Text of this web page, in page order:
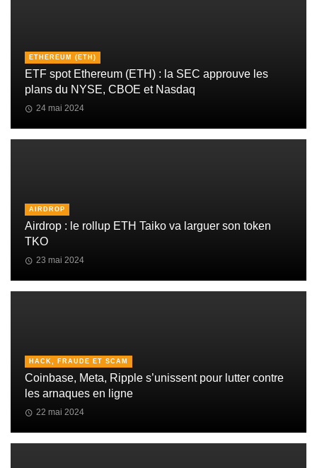
ETHEREUM (ETH)
ETF spot Ethereum (ETH) : la SEC approuve les
plans du NYSE, CBOE et Nasdaq
24 mai 2024
AIRDROP
Airdrop : le rollup ETH Taiko va larguer son token
TKO
23 mai 2024
HACK, FRAUDE ET SCAM
Coinbase, Meta, Ripple s’unissent pour lutter contre
les arnaques en ligne
22 mai 2024